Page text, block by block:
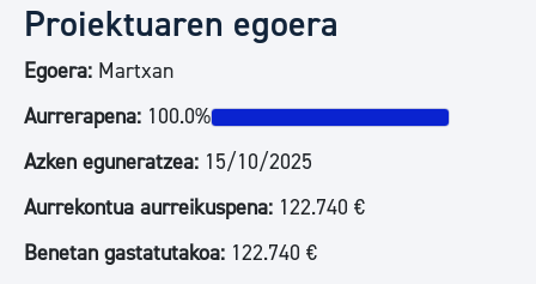
Proiektuaren egoera
Egoera: Martxan
Aurrerapena: 100.0%
Azken eguneratzea: 15/10/2025
Aurrekontua aurreikuspena: 122.740 €
Benetan gastatutakoa: 122.740 €